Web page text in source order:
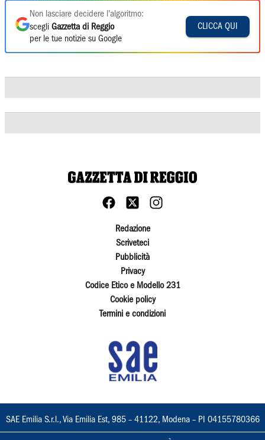
Non lasciare decidere l'algoritmo:
scegli Gazzetta di Reggio
per le tue notizie su Google
CLICCA QUI
Redazione
Scriveteci
Pubblicità
Privacy
Codice Etico e Modello 231
Cookie policy
Termini e condizioni
SAE Emilia S.r.l., Via Emilia Est, 985 – 41122, Modena – PI 04155780366